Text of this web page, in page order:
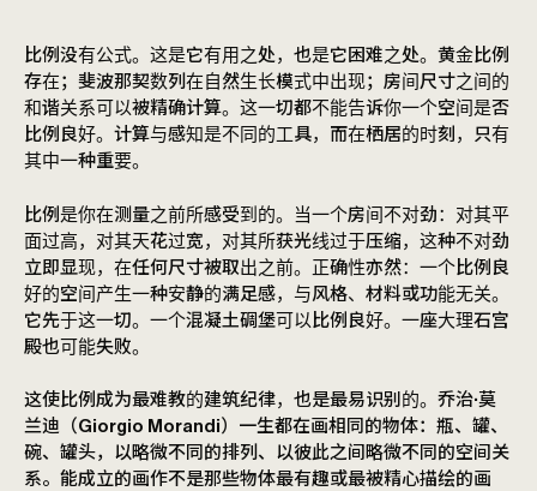
比例没有公式。这是它有用之处，也是它困难之处。黄金比例
存在；斐波那契数列在自然生长模式中出现；房间尺寸之间的
和谐关系可以被精确计算。这一切都不能告诉你一个空间是否
比例良好。计算与感知是不同的工具，而在栖居的时刻，只有
其中一种重要。
比例是你在测量之前所感受到的。当一个房间不对劲：对其平
面过高，对其天花过宽，对其所获光线过于压缩，这种不对劲
立即显现，在任何尺寸被取出之前。正确性亦然：一个比例良
好的空间产生一种安静的满足感，与风格、材料或功能无关。
它先于这一切。一个混凝土碉堡可以比例良好。一座大理石宫
殿也可能失败。
这使比例成为最难教的建筑纪律，也是最易识别的。乔治·莫
兰迪（Giorgio Morandi）一生都在画相同的物体：瓶、罐、
碗、罐头，以略微不同的排列、以彼此之间略微不同的空间关
系。能成立的画作不是那些物体最有趣或最被精心描绘的画